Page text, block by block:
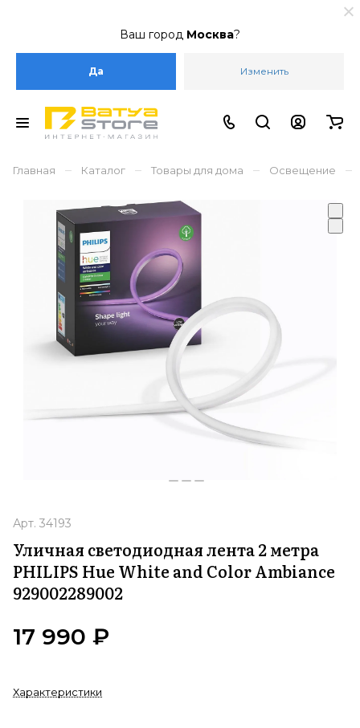
Ваш город Москва?
Да Изменить
Главная – Каталог – Товары для дома – Освещение –
Арт. 34193
Уличная светодиодная лента 2 метра
PHILIPS Hue White and Color Ambiance
929002289002
17 990 ₽
Характеристики